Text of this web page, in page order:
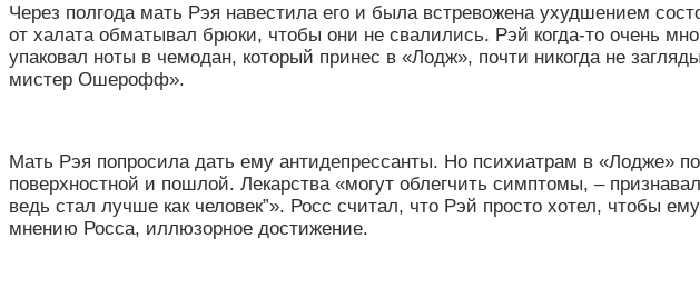
Через полгода мать Рэя навестила его и была встревожена ухудшением
от халата обматывал брюки, чтобы они не свалились. Рэй когда-то очень
упаковал ноты в чемодан, который принес в «Лодж», почти никогда не
мистер Ошерофф».
Мать Рэя попросила дать ему антидепрессанты. Но психиатрам в «Лодже»
поверхностной и пошлой. Лекарства «могут облегчить симптомы, –
ведь стал лучше как человек”». Росс считал, что Рэй просто хотел, чтобы
мнению Росса, иллюзорное достижение.